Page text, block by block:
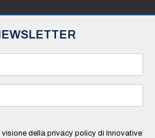
della privacy policy di Innovative